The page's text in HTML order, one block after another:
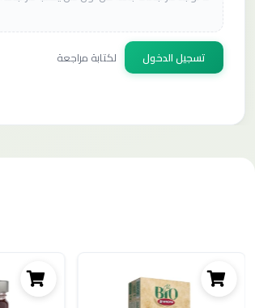
تسجيل الدخول لكتابة مراجعة